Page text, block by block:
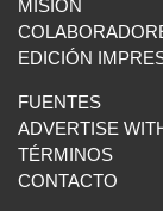
MISIÓN
EDICIÓN
FUENTES
ADVERTISE
TÉRMINOS
CONTACTO